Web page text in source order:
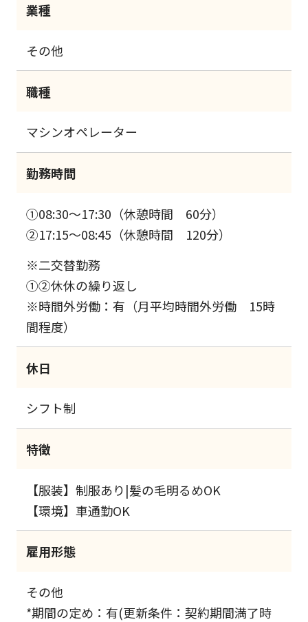
業種
その他
職種
マシンオペレーター
勤務時間
①08:30～17:30（休憩時間 60分）
②17:15～08:45（休憩時間 120分）
※二交替勤務
①②休休の繰り返し
※時間外労働：有（月平均時間外労働 15時
間程度）
休日
シフト制
特徴
【服装】制服あり|髪の毛明るめOK
【環境】車通勤OK
雇用形態
その他
*期間の定め：有(更新条件：契約期間満了時